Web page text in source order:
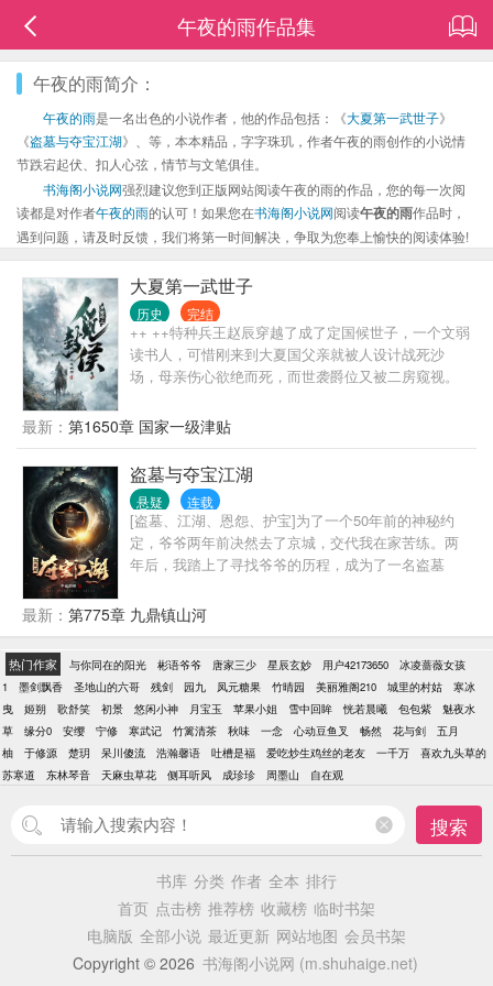
午夜的雨作品集
午夜的雨简介：
午夜的雨是一名出色的小说作者，他的作品包括：《大夏第一武世子》
《盗墓与夺宝江湖》、等，本本精品，字字珠玑，作者午夜的雨创作的小说情
节跌宕起伏、扣人心弦，情节与文笔俱佳。
书海阁小说网强烈建议您到正版网站阅读午夜的雨的作品，您的每一次阅
读都是对作者午夜的雨的认可！如果您在书海阁小说网阅读午夜的雨作品时，
遇到问题，请及时反馈，我们将第一时间解决，争取为您奉上愉快的阅读体验!
大夏第一武世子
历史 完结
++ ++特种兵王赵辰穿越了成了定国候世子，一个文弱
读书人，可惜刚来到大夏国父亲就被人设计战死沙
场，母亲伤心欲绝而死，而世袭爵位又被二房窥视。
取万千财富，训练特战府兵，控制汴河水道，练就天
象境界武功，从而骑上青鬃马，拿起昆仑刀驰骋江
湖，在朝廷中以武抗文，成为大夏第一世子………
最新： 第1650章 国家一级津贴
盗墓与夺宝江湖
悬疑 连载
[盗墓、江湖、恩怨、护宝]为了一个50年前的神秘约
定，爷爷两年前决然去了京城，交代我在家苦练。两
年后，我踏上了寻找爷爷的历程，成为了一名盗墓
江湖神秘组织老九门、日本寻宝势力、公门的一系列
纷争，终于发现了爷爷为什么一定要离开老家前来赴
系列的斗争中，爷爷等一批人发现他们被黑道势力老
九门背叛和日本人利用，为保护国宝，我们演绎了一
个又一个惊心动魄的故事！
最新： 第775章 九鼎镇山河
热门作家 与你同在的阳光 彬语爷爷 唐家三少 星辰玄妙 用户42173650
冰凌蔷薇女孩
1
墨剑飘香 圣地山的六哥 残剑 园九 凤元糖果 竹晴园 美丽雅阁210 城里的村姑
寒冰
曳
姬朔 歌舒笑 初景 悠闲小神 月宝玉 苹果小姐 雪中回眸 恍若晨曦 包包紫
魅夜水
草
缘分0 安缨 宁修 寒武记 竹篱清茶 秋味 一念 心动豆鱼叉 畅然 花与剑
五月
柚
于修源 楚玥 呆川傻流 浩瀚馨语 吐槽是福 爱吃炒生鸡丝的老友 一千万
喜欢九头草的
苏寒道
东林琴音 天麻虫草花 侧耳听风 成珍珍 周墨山 自在观
搜索
书库 分类 作者 全本 排行
首页 点击榜 推荐榜 收藏榜 临时书架
电脑版 全部小说 最近更新 网站地图 会员书架
Copyright © 2026 书海阁小说网 (m.shuhaige.net)